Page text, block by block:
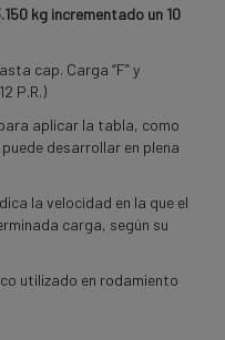
kg incrementado un 10
cap. Carga “F” y
P.R.)
aplicar la tabla, como
desarrollar en plena
la velocidad en la que el
carga, según su
utilizado en rodamiento